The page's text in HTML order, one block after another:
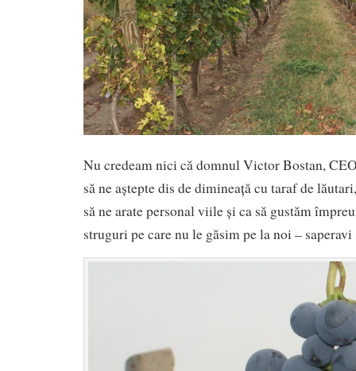
Nu credeam nici că domnul Victor Bostan,
să ne aștepte dis de dimineață cu taraf de
să ne arate personal viile și ca să gustăm
struguri pe care nu le găsim pe la noi – saperavi